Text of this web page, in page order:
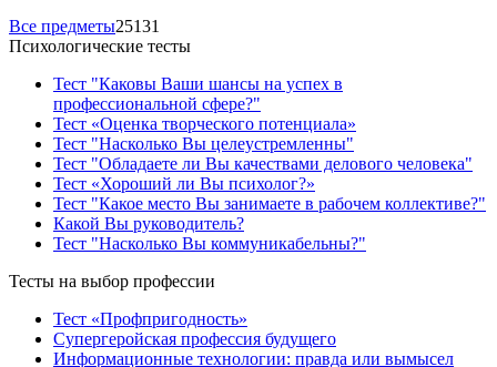
Все предметы25131
Психологические тесты
Тест "Каковы Ваши шансы на успех в
профессиональной сфере?"
Тест «Оценка творческого потенциала»
Тест "Насколько Вы целеустремленны"
Тест "Обладаете ли Вы качествами делового человека"
Тест «Хороший ли Вы психолог?»
Тест "Какое место Вы занимаете в рабочем коллективе?"
Какой Вы руководитель?
Тест "Насколько Вы коммуникабельны?"
Тесты на выбор профессии
Тест «Профпригодность»
Супергеройская профессия будущего
Информационные технологии: правда или вымысел